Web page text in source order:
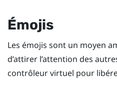
Émojis
Les émojis sont un moyen
d’attirer l’attention des
contrôleur virtuel pour